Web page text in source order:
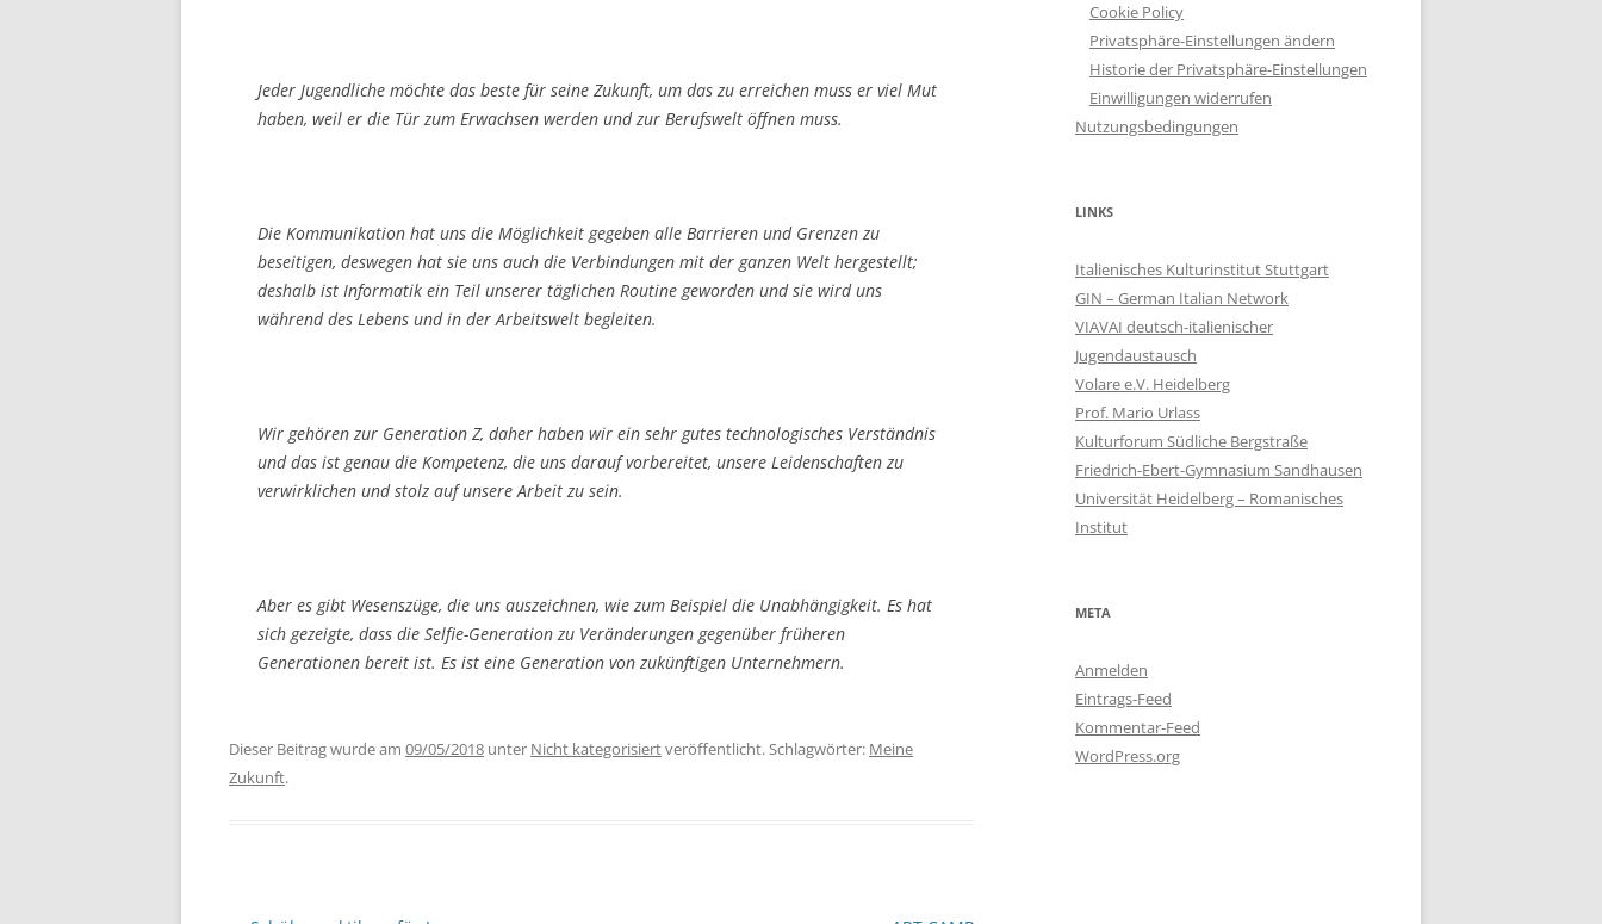
Jeder Jugendliche möchte das beste für seine Zukunft, um das zu erreichen muss er viel Mut
haben, weil er die Tür zum Erwachsen werden und zur Berufswelt öffnen muss.
Die Kommunikation hat uns die Möglichkeit gegeben alle Barrieren und Grenzen zu
beseitigen, deswegen hat sie uns auch die Verbindungen mit der ganzen Welt hergestellt;
deshalb ist Informatik ein Teil unserer täglichen Routine geworden und sie wird uns
während des Lebens und in der Arbeitswelt begleiten.
Wir gehören zur Generation Z, daher haben wir ein sehr gutes technologisches Verständnis
und das ist genau die Kompetenz, die uns darauf vorbereitet, unsere Leidenschaften zu
verwirklichen und stolz auf unsere Arbeit zu sein.
Aber es gibt Wesenszüge, die uns auszeichnen, wie zum Beispiel die Unabhängigkeit. Es hat
sich gezeigte, dass die Selfie-Generation zu Veränderungen gegenüber früheren
Generationen bereit ist. Es ist eine Generation von zukünftigen Unternehmern.
Dieser Beitrag wurde am 09/05/2018 unter Nicht kategorisiertveröffentlicht. Schlagwörter: Meine
Zukunft.
Cookie Policy
Privatsphäre-Einstellungen ändern
Historie der Privatsphäre-Einstellungen
Einwilligungen widerrufen
Nutzungsbedingungen
LINKS
Italienisches Kulturinstitut Stuttgart
GIN – German Italian Network
VIAVAI deutsch-italienischer
Jugendaustausch
Volare e.V. Heidelberg
Prof. Mario Urlass
Kulturforum Südliche Bergstraße
Friedrich-Ebert-Gymnasium Sandhausen
Universität Heidelberg – Romanisches
Institut
META
Anmelden
Eintrags-Feed
Kommentar-Feed
WordPress.org